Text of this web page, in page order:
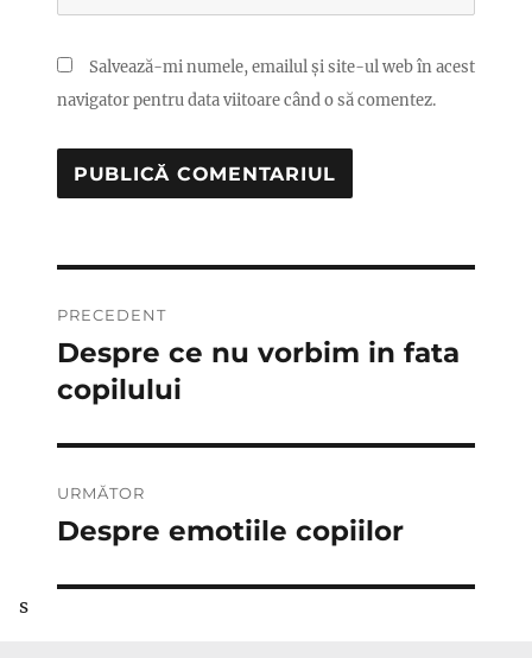
Salvează-mi numele, emailul și site-ul web în acest
navigator pentru data viitoare când o să comentez.
în
articole
PRECEDENT
Articolul
anterior:
Despre ce nu vorbim in fata
copilului
URMĂTOR
Articolul
Despre emotiile copiilor
s